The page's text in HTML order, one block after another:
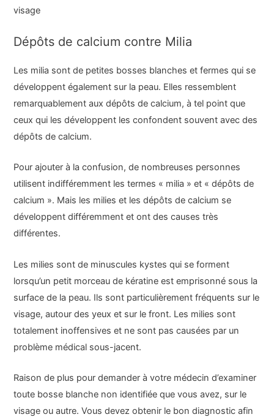
visage
Dépôts de calcium contre Milia
Les milia sont de petites bosses blanches et fermes qui se
développent également sur la peau. Elles ressemblent
remarquablement aux dépôts de calcium, à tel point que
ceux qui les développent les confondent souvent avec des
dépôts de calcium.
Pour ajouter à la confusion, de nombreuses personnes
utilisent indifféremment les termes « milia » et « dépôts de
calcium ». Mais les milies et les dépôts de calcium se
développent différemment et ont des causes très
différentes.
Les milies sont de minuscules kystes qui se forment
lorsqu’un petit morceau de kératine est emprisonné sous la
surface de la peau. Ils sont particulièrement fréquents sur le
visage, autour des yeux et sur le front. Les milies sont
totalement inoffensives et ne sont pas causées par un
problème médical sous-jacent.
Raison de plus pour demander à votre médecin d’examiner
toute bosse blanche non identifiée que vous avez, sur le
visage ou autre. Vous devez obtenir le bon diagnostic afin